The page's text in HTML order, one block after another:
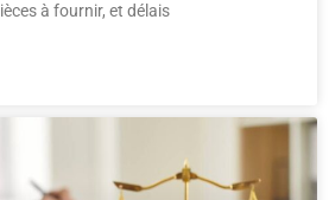
à fournir, et délais